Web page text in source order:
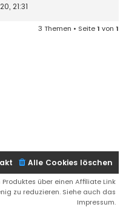
21:31
3 Themen • Seite1 von 1
Alle Cookies löschen
über einen Affiliate Link
zu reduzieren. Siehe auch das
Impressum.